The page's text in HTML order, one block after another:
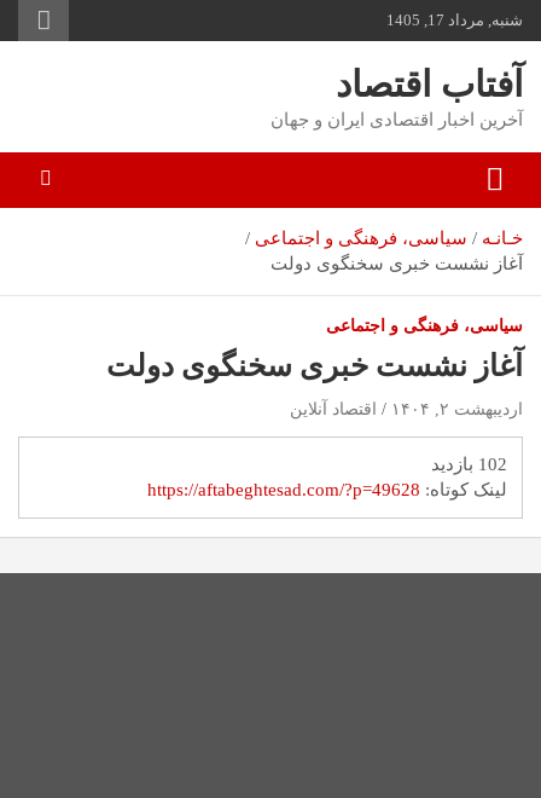
شنبه, مرداد 17, 1405
آفتاب اقتصاد
آخرین اخبار اقتصادی ایران و جهان
خـانـه
سیاسی، فرهنگی و اجتماعی
آغاز نشست خبری سخنگوی دولت
سیاسی، فرهنگی و اجتماعی
آغاز نشست خبری سخنگوی دولت
اردیبهشت ۲, ۱۴۰۴ اقتصاد آنلاین
102 بازدید
لینک کوتاه:https://aftabeghtesad.com/?p=49628